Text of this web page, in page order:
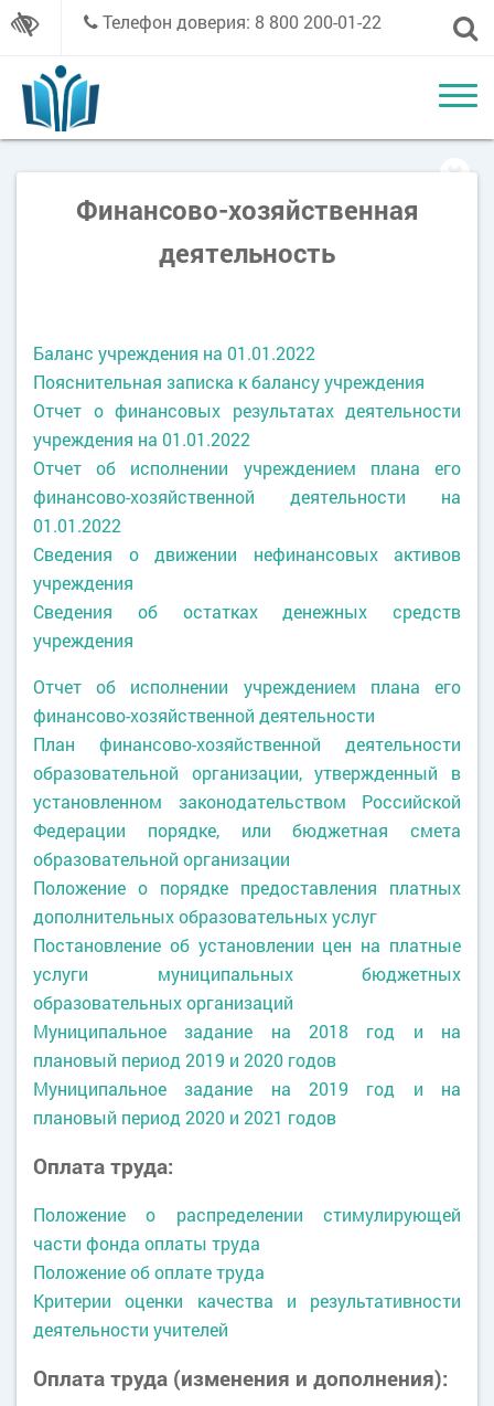
Телефон доверия: 8 800 200-01-22
Финансово-хозяйственная
деятельность
Баланс учреждения на 01.01.2022
Пояснительная записка к балансу учреждения
Отчет о финансовых результатах деятельности
учреждения на 01.01.2022
Отчет об исполнении учреждением плана его
финансово-хозяйственной деятельности на
01.01.2022
Сведения о движении нефинансовых активов
учреждения
Сведения об остатках денежных средств
учреждения
Отчет об исполнении учреждением плана его
финансово-хозяйственной деятельности
План финансово-хозяйственной деятельности
образовательной организации, утвержденный в
установленном законодательством Российской
Федерации порядке, или бюджетная смета
образовательной организации
Положение о порядке предоставления платных
дополнительных образовательных услуг
Постановление об установлении цен на платные
услуги муниципальных бюджетных
образовательных организаций
Муниципальное задание на 2018 год и на
плановый период 2019 и 2020 годов
Муниципальное задание на 2019 год и на
плановый период 2020 и 2021 годов
Оплата труда:
Положение о распределении стимулирующей
части фонда оплаты труда
Положение об оплате труда
Критерии оценки качества и результативности
деятельности учителей
Оплата труда (изменения и дополнения):